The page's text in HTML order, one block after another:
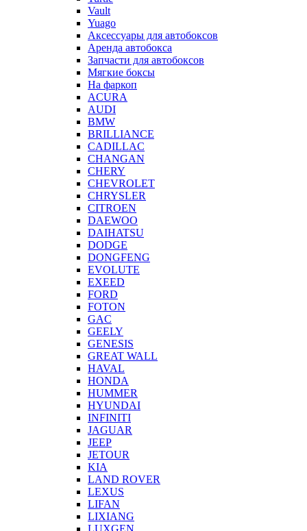
Vault
Yuago
Аксессуары для автобоксов
Аренда автобокса
Запчасти для автобоксов
Мягкие боксы
На фаркоп
ACURA
AUDI
BMW
BRILLIANCE
CADILLAC
CHANGAN
CHERY
CHEVROLET
CHRYSLER
CITROEN
DAEWOO
DAIHATSU
DODGE
DONGFENG
EVOLUTE
EXEED
FORD
FOTON
GAC
GEELY
GENESIS
GREAT WALL
HAVAL
HONDA
HUMMER
HYUNDAI
INFINITI
JAGUAR
JEEP
JETOUR
KIA
LAND ROVER
LEXUS
LIFAN
LIXIANG
LUXGEN